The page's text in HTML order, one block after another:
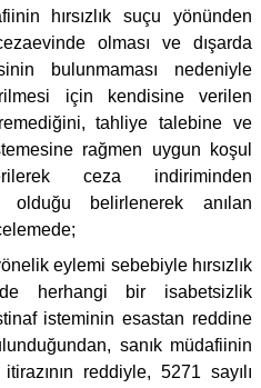
hırsızlık suçu yönünden
olması ve dışarda
bulunmaması nedeniyle
için kendisine verilen
tahliye talebine ve
rağmen uygun koşul
ceza indiriminden
olduğu belirlenerek anılan
eylemi sebebiyle hırsızlık
herhangi bir isabetsizlik
isteminin esastan reddine
sanık müdafiinin
reddiyle, 5271 sayılı